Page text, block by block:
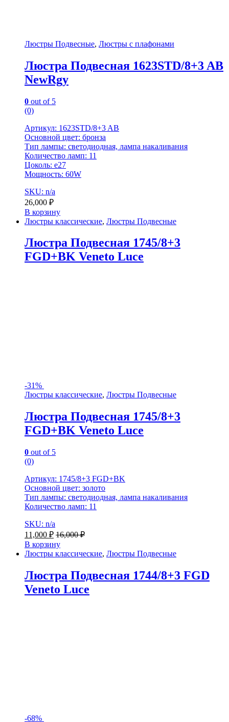
Люстры Подвесные, Люстры с плафонами
Люстра Подвесная 1623STD/8+3 AB
NewRgy
0 out of 5
(0)
Артикул: 1623STD/8+3 AB
Основной цвет: бронза
Тип лампы: светодиодная, лампа накаливания
Количество ламп: 11
Цоколь: е27
Мощность: 60W
SKU: n/a
26,000 ₽
В корзину
Люстры классические, Люстры Подвесные
Люстра Подвесная 1745/8+3
FGD+BK Veneto Luce
-31%
Люстры классические, Люстры Подвесные
Люстра Подвесная 1745/8+3
FGD+BK Veneto Luce
0 out of 5
(0)
Артикул: 1745/8+3 FGD+BK
Основной цвет: золото
Тип лампы: светодиодная, лампа накаливания
Количество ламп: 11
SKU: n/a
11,000 ₽ 16,000₽
В корзину
Люстры классические, Люстры Подвесные
Люстра Подвесная 1744/8+3 FGD
Veneto Luce
-68%